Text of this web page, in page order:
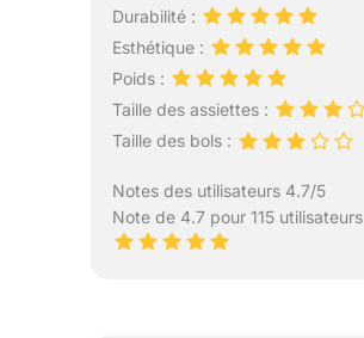
Durabilité :
Esthétique :
Poids :
Taille des assiettes :
Taille des bols :
Notes des utilisateurs 4.7/5
Note de 4.7 pour 115 utilisateurs